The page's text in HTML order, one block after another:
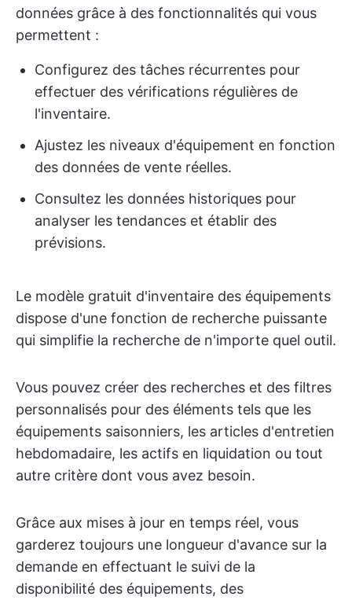
données grâce à des fonctionnalités qui vous
permettent :
Configurez des tâches récurrentes pour
effectuer des vérifications régulières de
l'inventaire.
Ajustez les niveaux d'équipement en fonction
des données de vente réelles.
Consultez les données historiques pour
analyser les tendances et établir des
prévisions.
Le modèle gratuit d'inventaire des équipements
dispose d'une fonction de recherche puissante
qui simplifie la recherche de n'importe quel outil.
Vous pouvez créer des recherches et des filtres
personnalisés pour des éléments tels que les
équipements saisonniers, les articles d'entretien
hebdomadaire, les actifs en liquidation ou tout
autre critère dont vous avez besoin.
Grâce aux mises à jour en temps réel, vous
garderez toujours une longueur d'avance sur la
demande en effectuant le suivi de la
disponibilité des équipements, des